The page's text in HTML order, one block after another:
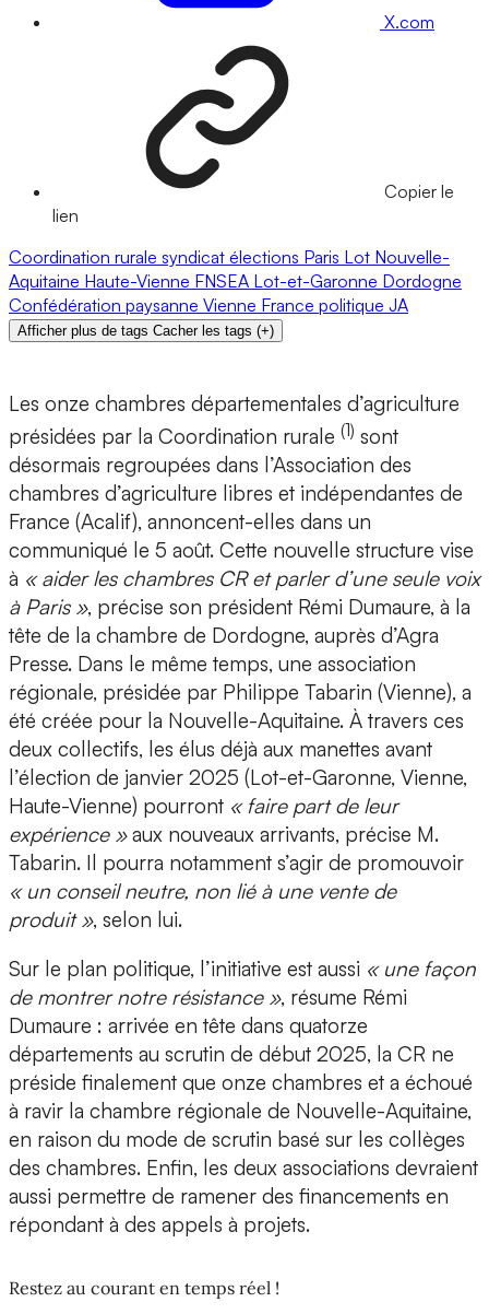
X.com
Copier le
lien
Coordination rurale syndicat élections Paris Lot Nouvelle-
Aquitaine Haute-Vienne FNSEA Lot-et-Garonne Dordogne
Confédération paysanne Vienne France politique JA
Afficher plus de tags Cacher les tags (+)
Les onze chambres départementales d’agriculture
présidées par la Coordination rurale (1) sont
désormais regroupées dans l’Association des
chambres d’agriculture libres et indépendantes de
France (Acalif), annoncent-elles dans un
communiqué le 5 août. Cette nouvelle structure vise
à « aider les chambres CR et parler d’une seule voix
à Paris », précise son président Rémi Dumaure, à la
tête de la chambre de Dordogne, auprès d’Agra
Presse. Dans le même temps, une association
régionale, présidée par Philippe Tabarin (Vienne), a
été créée pour la Nouvelle-Aquitaine. À travers ces
deux collectifs, les élus déjà aux manettes avant
l’élection de janvier 2025 (Lot-et-Garonne, Vienne,
Haute-Vienne) pourront « faire part de leur
expérience »aux nouveaux arrivants, précise M.
Tabarin. Il pourra notamment s’agir de promouvoir
« un conseil neutre, non lié à une vente de
produit », selon lui.
Sur le plan politique, l’initiative est aussi « une façon
de montrer notre résistance », résume Rémi
Dumaure : arrivée en tête dans quatorze
départements au scrutin de début 2025, la CR ne
préside finalement que onze chambres et a échoué
à ravir la chambre régionale de Nouvelle-Aquitaine,
en raison du mode de scrutin basé sur les collèges
des chambres. Enfin, les deux associations devraient
aussi permettre de ramener des financements en
répondant à des appels à projets.
Restez au courant en temps réel !